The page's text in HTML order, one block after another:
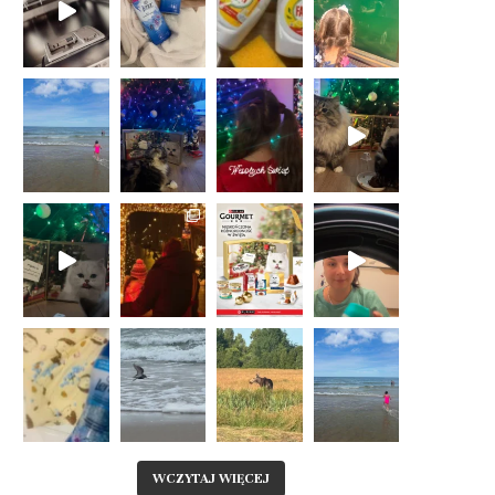
WCZYTAJ WIĘCEJ